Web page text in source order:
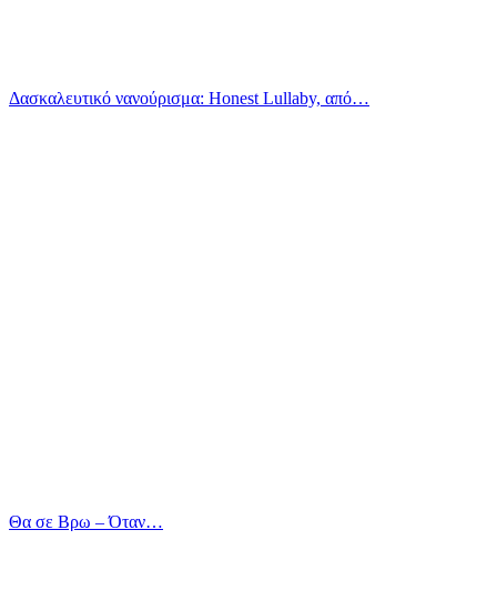
Δασκαλευτικό νανούρισμα: Honest Lullaby, από…
Θα σε Βρω – Όταν…